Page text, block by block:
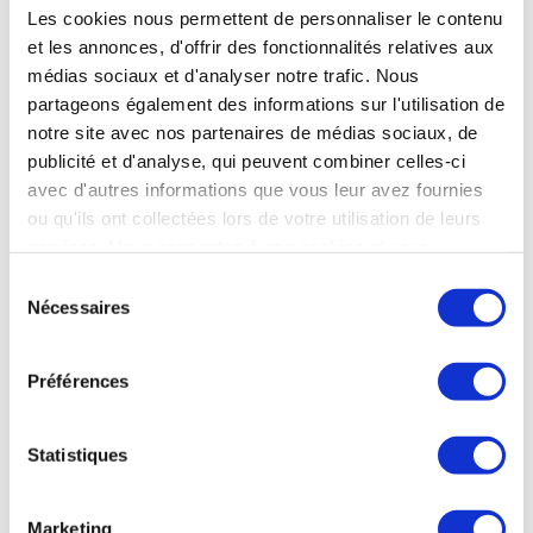
Les cookies nous permettent de personnaliser le contenu
et les annonces, d'offrir des fonctionnalités relatives aux
médias sociaux et d'analyser notre trafic. Nous
partageons également des informations sur l'utilisation de
notre site avec nos partenaires de médias sociaux, de
publicité et d'analyse, qui peuvent combiner celles-ci
avec d'autres informations que vous leur avez fournies
ou qu'ils ont collectées lors de votre utilisation de leurs
Nécessaires
Préférences
Statistiques
Marketing
complément pour se concentrer sur soi. L’eau
n’est pas étrangère au traitement ; nous suivons
la cure de boisson scrupuleusement et
sa composition, adaptée aux maladies, montre
ses effets.
Affections digestives
Claudette, curiste affections digestives
J’ai fait une 1ère cure en rhumatologie à la suite
d’un accident. Les soins dans l’eau avaient